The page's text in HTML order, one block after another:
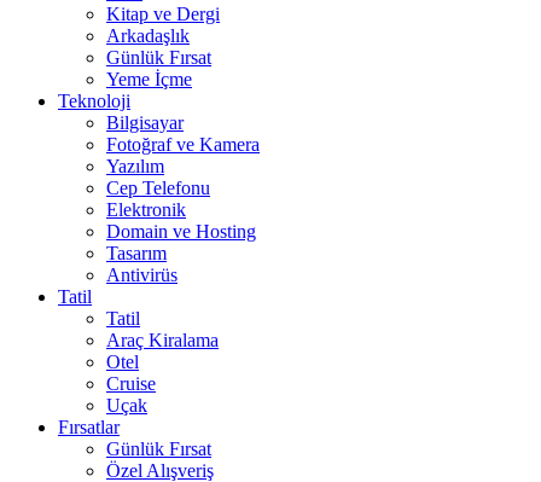
Kitap ve Dergi
Arkadaşlık
Günlük Fırsat
Yeme İçme
Teknoloji
Bilgisayar
Fotoğraf ve Kamera
Yazılım
Cep Telefonu
Elektronik
Domain ve Hosting
Tasarım
Antivirüs
Tatil
Tatil
Araç Kiralama
Otel
Cruise
Uçak
Fırsatlar
Günlük Fırsat
Özel Alışveriş